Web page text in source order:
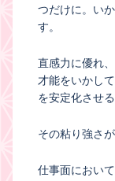
つだけに。い
す。
直感力に優れ
才能をいかし
を安定化させ
その粘り強さ
仕事面におい